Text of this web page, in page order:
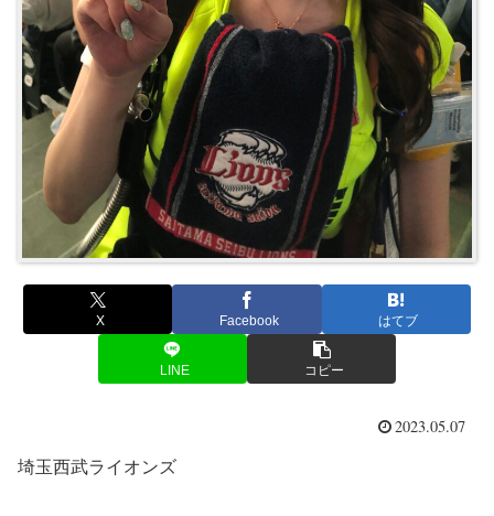
X Facebook はてブ
LINE コピー
2023.05.07
埼玉西武ライオンズ